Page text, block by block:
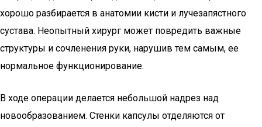
хорошо разбирается в анатомии кисти и лучезапястного
сустава. Неопытный хирург может повредить важные
структуры и сочленения руки, нарушив тем самым, ее
нормальное функционирование.
В ходе операции делается небольшой надрез над
новообразованием. Стенки капсулы отделяются от